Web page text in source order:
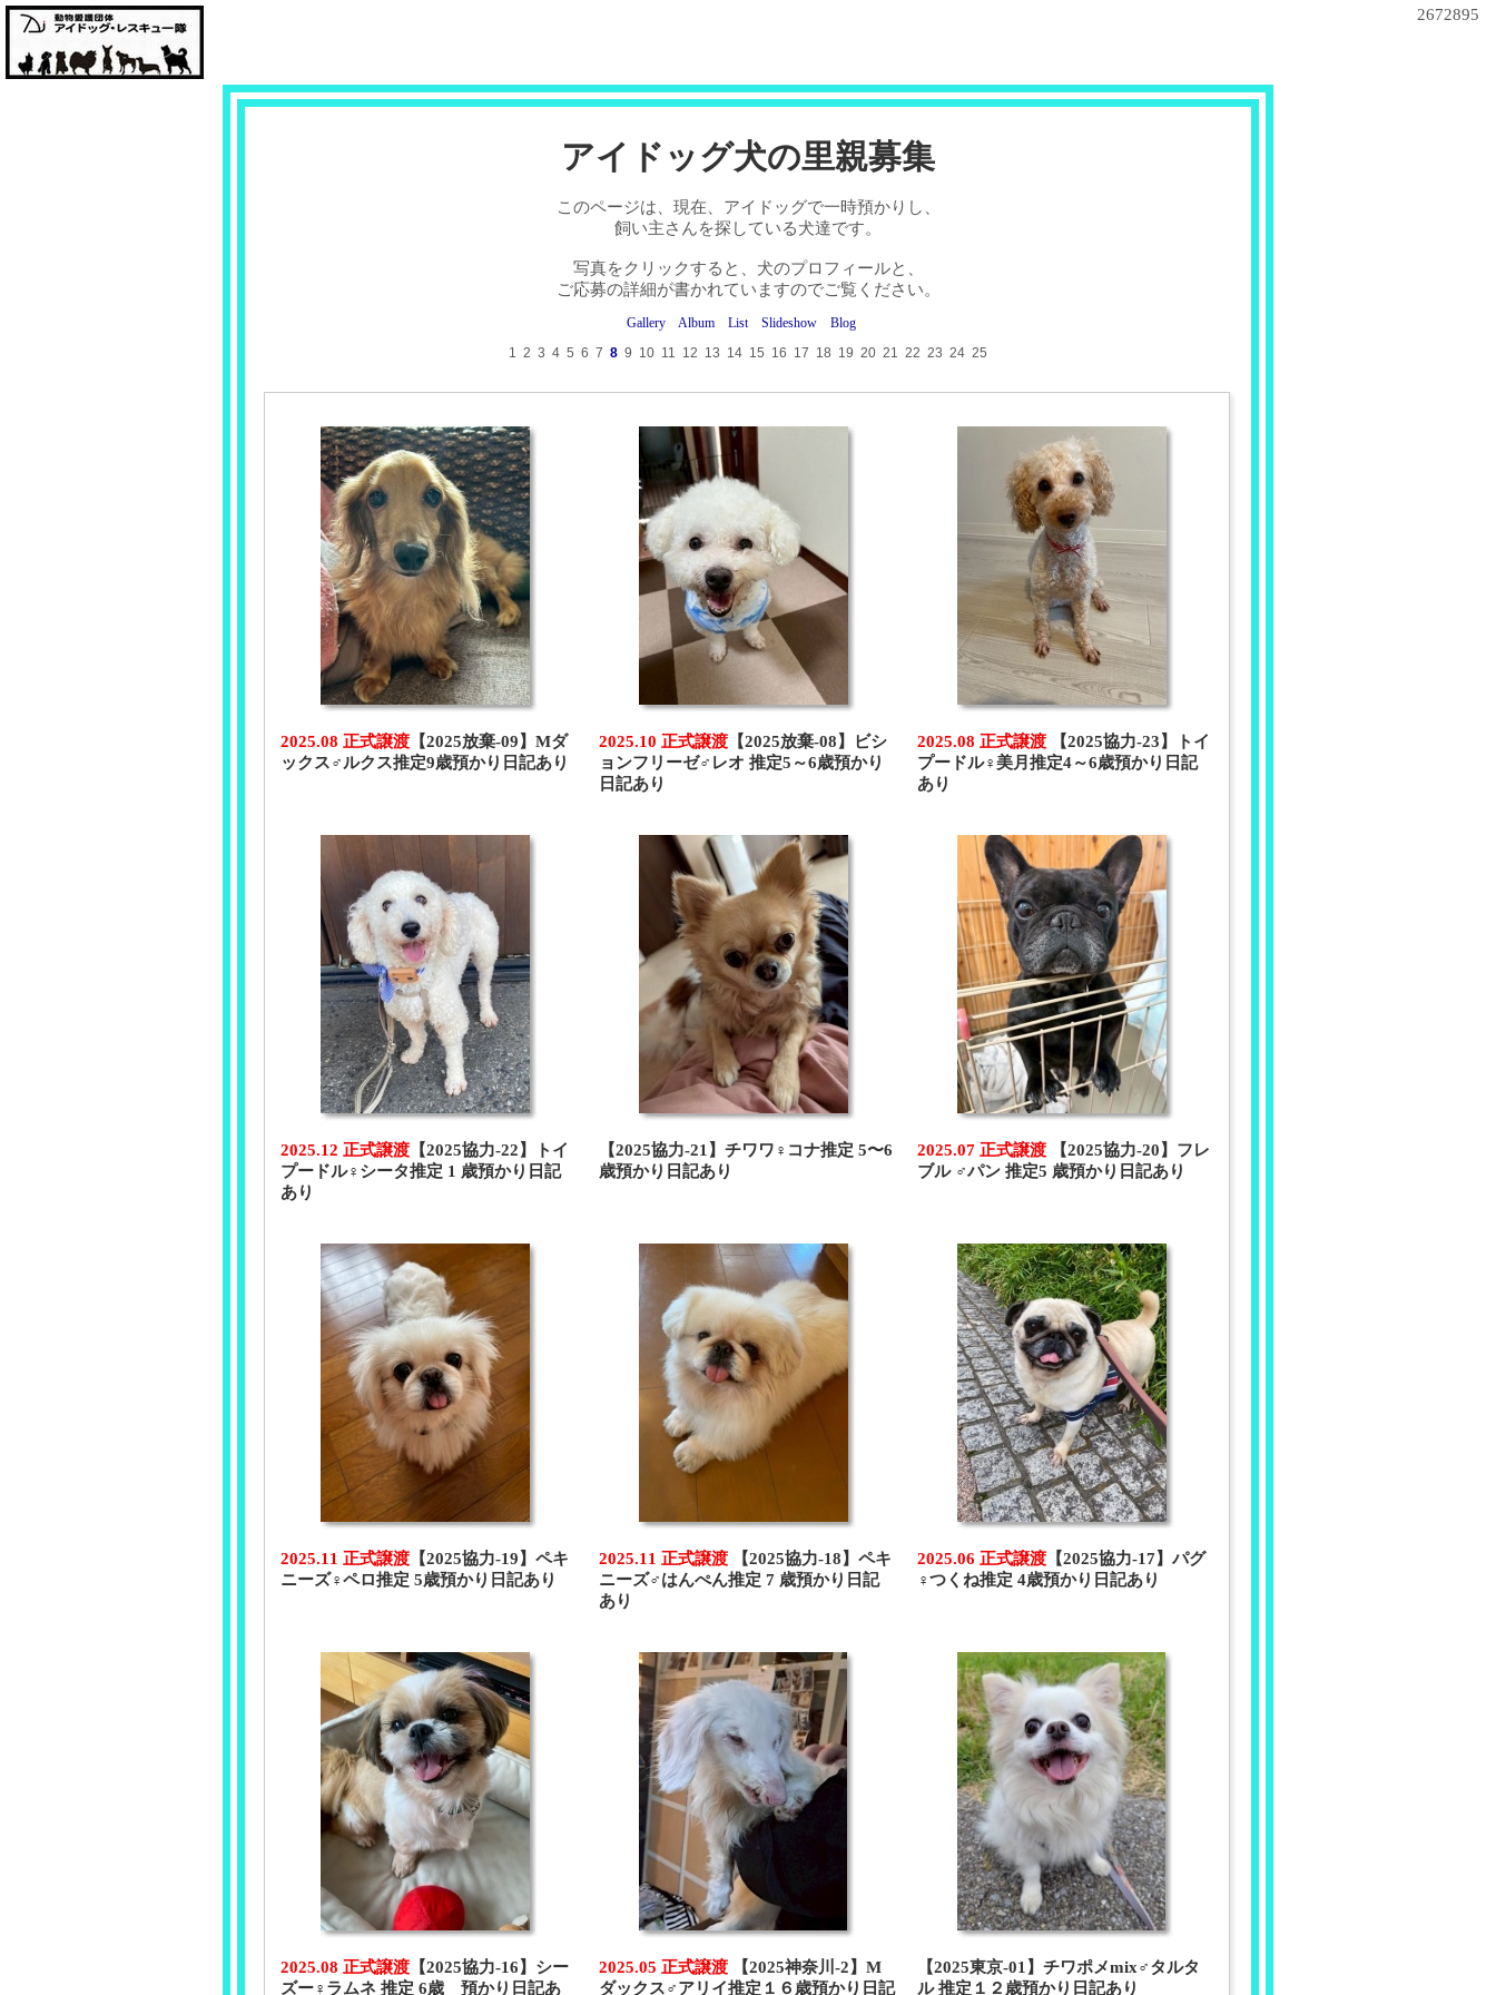
2672895
アイドッグ犬の里親募集
このページは、現在、アイドッグで一時預かりし、
飼い主さんを探している犬達です。
写真をクリックすると、犬のプロフィールと、
ご応募の詳細が書かれていますのでご覧ください。
Gallery Album List Slideshow
Blog
1 2 3 4 5 6 7 8 9 10 11 12 13 14 15 16 17 18 19 20 21 22 23 24 25
2025.08 正式譲渡 【2025放棄-09】Mダ
ックス♂ルクス推定9歳預かり日記あり
2025.10 正式譲渡 【2025放棄-08】ビシ
ョンフリーゼ♂レオ 推定5～6歳預かり
日記あり
2025.08 正式譲渡
【2025協力-23】トイ
プードル♀美月推定4～6歳預かり日記
あり
2025.12 正式譲渡 【2025協力-22】トイ
プードル♀シータ推定 1 歳預かり日記
あり
【2025協力-21】チワワ♀コナ推定 5〜6
歳預かり日記あり
2025.07 正式譲渡
【2025協力-20】フレ
ブル ♂パン 推定5 歳預かり日記あり
2025.11 正式譲渡 【2025協力-19】ペキ
ニーズ♀ペロ推定 5歳預かり日記あり
2025.11 正式譲渡
【2025協力-18】ペキ
ニーズ♂はんぺん推定 7 歳預かり日記
あり
2025.06 正式譲渡 【2025協力-17】パグ
♀つくね推定 4歳預かり日記あり
2025.08 正式譲渡 【2025協力-16】シー
ズー♀ラムネ 推定 6歳 預かり日記あ
2025.05 正式譲渡
【2025神奈川-2】M
ダックス♂アリイ推定１６歳預かり日記
【2025東京-01】チワポメmix♂タルタ
ル 推定１２歳預かり日記あり